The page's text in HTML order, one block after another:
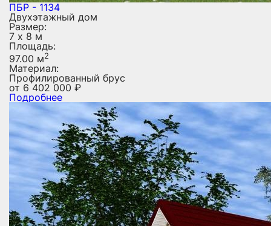
ПБР - 1134
Двухэтажный дом
Размер:
7 х 8 м
Площадь:
97.00 м2
Материал:
Профилированный брус
от 6 402 000 ₽
Подробнее